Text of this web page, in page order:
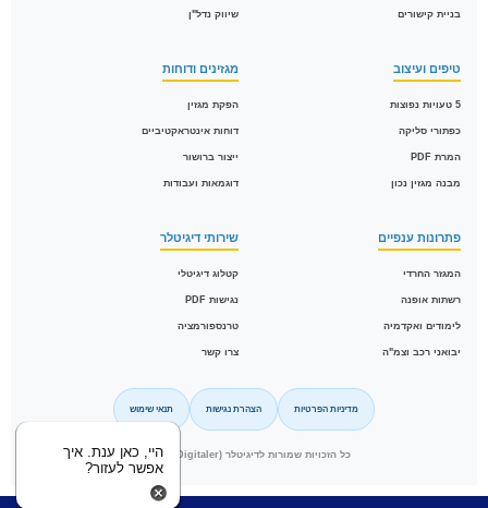
בניית קישורים שיווק נדל"ן
טיפים ועיצוב
5 טעויות נפוצות
כפתורי סליקה
המרת PDF
מבנה מגזין נכון
מגזינים ודוחות
הפקת מגזין
דוחות אינטראקטיביים
ייצור ברושור
דוגמאות ועבודות
פתרונות ענפיים
המגזר החרדי
רשתות אופנה
לימודים ואקדמיה
יבואני רכב וצמ"ה
שירותי דיגיטלר
קטלוג דיגיטלי
נגישות PDF
טרנספורמציה
צרו קשר
מדיניות הפרטיות הצהרת נגישות תנאי שימוש
כל הזכויות שמורות לדיגיטלר (Digitaler) © 2026
היי, כאן ענת. איך
אפשר לעזור?